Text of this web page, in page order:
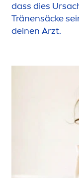
dass dies
Tränensäcke
deinen Arzt.